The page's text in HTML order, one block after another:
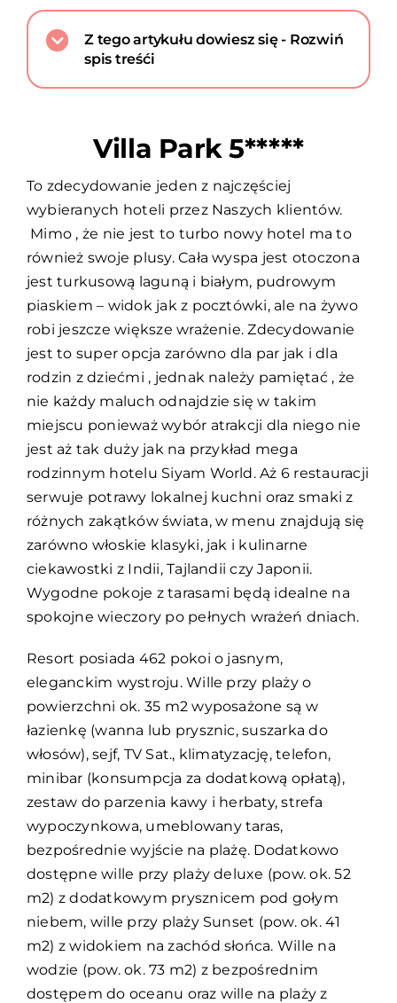
Z tego artykułu dowiesz się - Rozwiń
spis treśći
Villa Park 5*****
To zdecydowanie jeden z najczęściej
wybieranych hoteli przez Naszych klientów.
Mimo , że nie jest to turbo nowy hotel ma to
również swoje plusy. Cała wyspa jest otoczona
jest turkusową laguną i białym, pudrowym
piaskiem – widok jak z pocztówki, ale na żywo
robi jeszcze większe wrażenie. Zdecydowanie
jest to super opcja zarówno dla par jak i dla
rodzin z dziećmi , jednak należy pamiętać , że
nie każdy maluch odnajdzie się w takim
miejscu ponieważ wybór atrakcji dla niego nie
jest aż tak duży jak na przykład mega
rodzinnym hotelu Siyam World. Aż 6 restauracji
serwuje potrawy lokalnej kuchni oraz smaki z
różnych zakątków świata, w menu znajdują się
zarówno włoskie klasyki, jak i kulinarne
ciekawostki z Indii, Tajlandii czy Japonii.
Wygodne pokoje z tarasami będą idealne na
spokojne wieczory po pełnych wrażeń dniach.
Resort posiada 462 pokoi o jasnym,
eleganckim wystroju. Wille przy plaży o
powierzchni ok. 35 m2 wyposażone są w
łazienkę (wanna lub prysznic, suszarka do
włosów), sejf, TV Sat., klimatyzację, telefon,
minibar (konsumpcja za dodatkową opłatą),
zestaw do parzenia kawy i herbaty, strefa
wypoczynkowa, umeblowany taras,
bezpośrednie wyjście na plażę. Dodatkowo
dostępne wille przy plaży deluxe (pow. ok. 52
m2) z dodatkowym prysznicem pod gołym
niebem, wille przy plaży Sunset (pow. ok. 41
m2) z widokiem na zachód słońca. Wille na
wodzie (pow. ok. 73 m2) z bezpośrednim
dostępem do oceanu oraz wille na plaży z